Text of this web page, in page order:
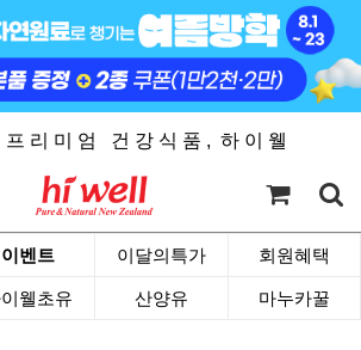
리 미 엄 건 강 식 품 , 하 이 웰
이벤트 이달의특가 회원혜택
웰초유 산양유 마누카꿀